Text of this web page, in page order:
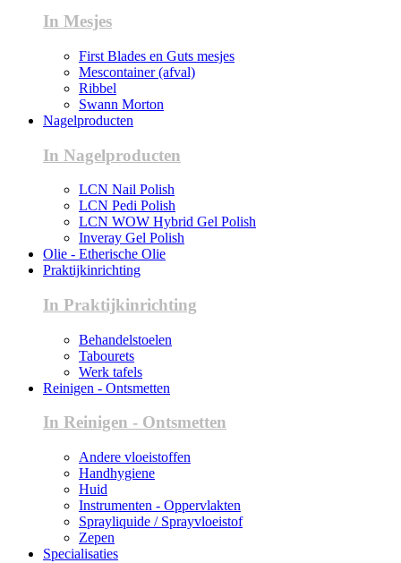
In Mesjes
First Blades en Guts mesjes
Mescontainer (afval)
Ribbel
Swann Morton
Nagelproducten
In Nagelproducten
LCN Nail Polish
LCN Pedi Polish
LCN WOW Hybrid Gel Polish
Inveray Gel Polish
Olie - Etherische Olie
Praktijkinrichting
In Praktijkinrichting
Behandelstoelen
Tabourets
Werk tafels
Reinigen - Ontsmetten
In Reinigen - Ontsmetten
Andere vloeistoffen
Handhygiene
Huid
Instrumenten - Oppervlakten
Sprayliquide / Sprayvloeistof
Zepen
Specialisaties